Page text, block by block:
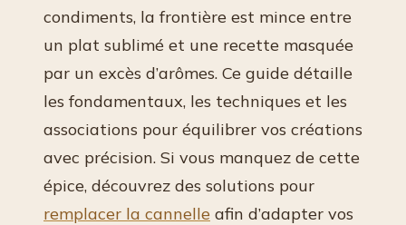
condiments, la frontière est mince entre
un plat sublimé et une recette masquée
par un excès d’arômes. Ce guide détaille
les fondamentaux, les techniques et les
associations pour équilibrer vos créations
avec précision. Si vous manquez de cette
épice, découvrez des solutions pour
remplacer la cannelle afin d’adapter vos